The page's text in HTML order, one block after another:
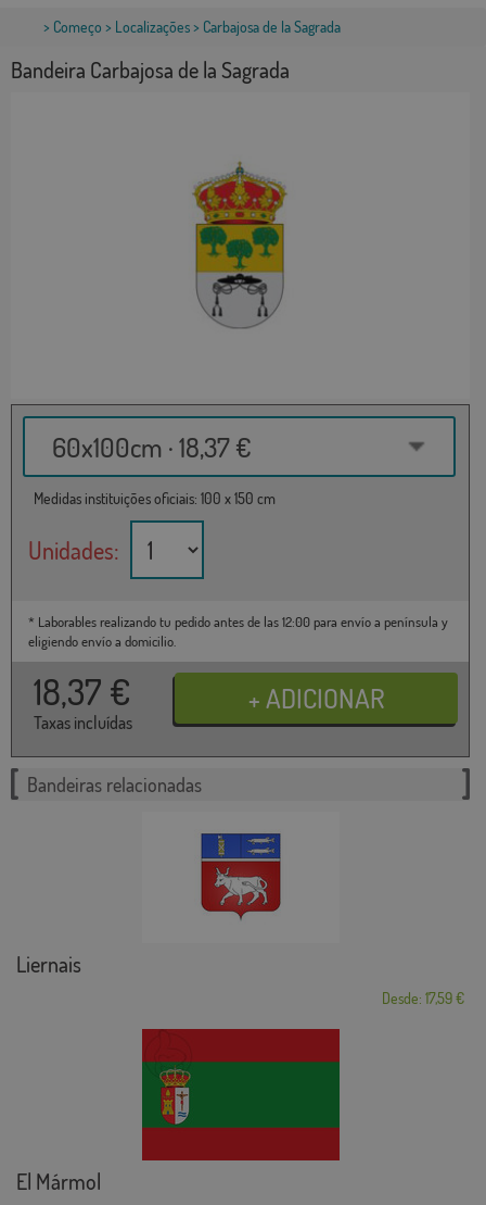
> Começo > Localizações> Carbajosa de la Sagrada
Bandeira Carbajosa de la Sagrada
60x100cm · 18,37 €
Medidas instituições oficiais: 100 x 150 cm
Unidades:
* Laborables realizando tu pedido antes de las 12:00 para envío a península y
eligiendo envío a domicilio.
18,37 €
Taxas incluídas
Bandeiras relacionadas
Liernais
Desde: 17,59 €
El Mármol